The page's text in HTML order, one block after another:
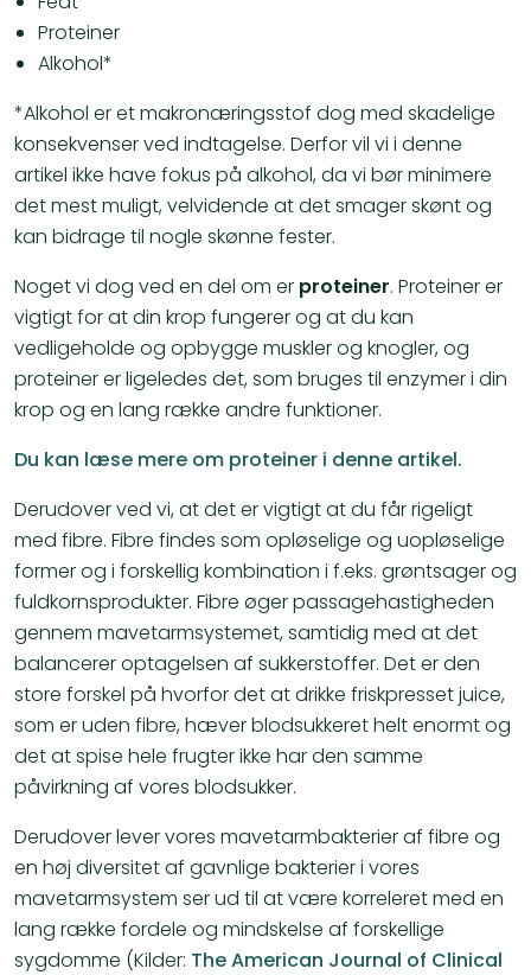
Proteiner
Alkohol*
*Alkohol er et makronæringsstof dog med skadelige
konsekvenser ved indtagelse. Derfor vil vi i denne
artikel ikke have fokus på alkohol, da vi bør minimere
det mest muligt, velvidende at det smager skønt og
kan bidrage til nogle skønne fester.
Noget vi dog ved en del om er proteiner. Proteiner er
vigtigt for at din krop fungerer og at du kan
vedligeholde og opbygge muskler og knogler, og
proteiner er ligeledes det, som bruges til enzymer i din
krop og en lang række andre funktioner.
Du kan læse mere om proteiner i denne artikel.
Derudover ved vi, at det er vigtigt at du får rigeligt
med fibre. Fibre findes som opløselige og uopløselige
former og i forskellig kombination i f.eks. grøntsager og
fuldkornsprodukter. Fibre øger passagehastigheden
gennem mavetarmsystemet, samtidig med at det
balancerer optagelsen af sukkerstoffer. Det er den
store forskel på hvorfor det at drikke friskpresset juice,
som er uden fibre, hæver blodsukkeret helt enormt og
det at spise hele frugter ikke har den samme
påvirkning af vores blodsukker.
Derudover lever vores mavetarmbakterier af fibre og
en høj diversitet af gavnlige bakterier i vores
mavetarmsystem ser ud til at være korreleret med en
lang række fordele og mindskelse af forskellige
sygdomme (Kilder: The American Journal of Clinical